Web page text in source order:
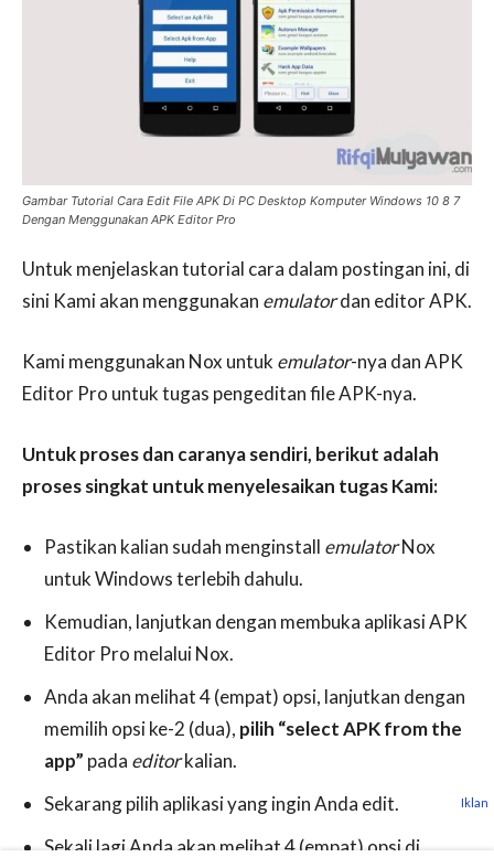
Gambar Tutorial Cara Edit File APK Di PC Desktop Komputer Windows 10 8 7
Dengan Menggunakan APK Editor Pro
Untuk menjelaskan tutorial cara dalam postingan ini, di
sini Kami akan menggunakan emulatordan editor APK.
Kami menggunakan Nox untuk emulator-nya dan APK
Editor Pro untuk tugas pengeditan file APK-nya.
Untuk proses dan caranya sendiri, berikut adalah
proses singkat untuk menyelesaikan tugas Kami:
Pastikan kalian sudah menginstall emulatorNox
untuk Windows terlebih dahulu.
Kemudian, lanjutkan dengan membuka aplikasi APK
Editor Pro melalui Nox.
Anda akan melihat 4 (empat) opsi, lanjutkan dengan
memilih opsi ke-2 (dua), pilih “select APK from the
app” pada editorkalian.
Sekarang pilih aplikasi yang ingin Anda edit.
Sekali lagi Anda akan melihat 4 (empat) opsi di
Iklan